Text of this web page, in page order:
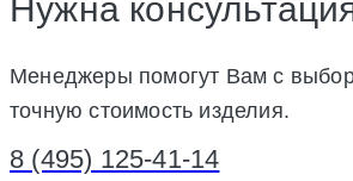
Нужна
Менеджеры помогут Вам с
точную стоимость изделия.
8 (495) 125-41-14